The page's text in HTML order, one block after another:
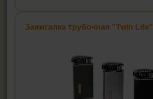
Зажигалка трубочная "Twin Lite"